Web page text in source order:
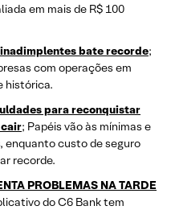
em mais de R$ 100
bate recorde;
com operações em
histórica.
para reconquistar
; Papéis vão às mínimas e
enquanto custo de seguro
recorde.
PROBLEMAS NA TARDE
do C6 Bank tem